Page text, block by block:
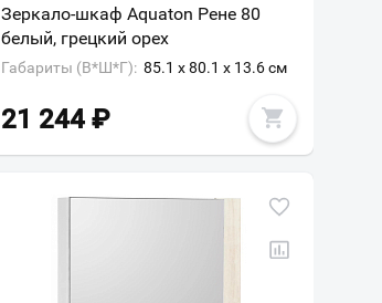
Зеркало-шкаф Aquaton Рене 80
белый, грецкий орех
Габариты (В*Ш*Г): 85.1 x 80.1 x 13.6 см
21 244 ₽